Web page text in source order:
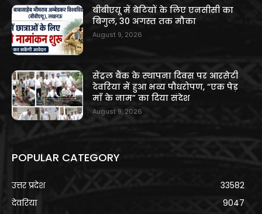
बीबीएयू में बेटियों के लिए एनसीसी का
बिगुल, 30 अगस्त तक मौका
August 9, 2026
सेंट्रल बैंक के स्थापना दिवस पर आरसेटी
देवरिया में हुआ भव्य पौधरोपण, “एक पेड़
माँ के नाम” का दिया संदेश
August 9, 2026
POPULAR CATEGORY
उत्तर प्रदेश
33582
देवरिया
9047